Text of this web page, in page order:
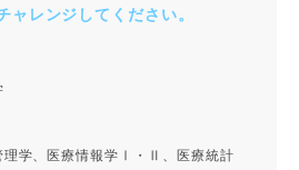
ャレンジしてください。
理学、医療情報学Ⅰ・Ⅱ、医療統計